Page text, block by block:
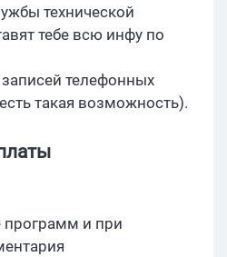
технической
тебе всю инфу по
телефонных
такая возможность).
программ и при